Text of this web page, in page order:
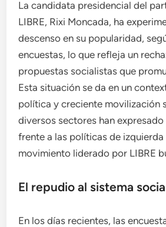
La candidata presidencial del
LIBRE, Rixi Moncada, ha
descenso en su popularidad,
encuestas, lo que refleja un
propuestas socialistas que
Esta situación se da en un
política y creciente movilización
diversos sectores han
frente a las políticas de izquierda
movimiento liderado por LIBRE
El repudio al sistema
En los días recientes, las